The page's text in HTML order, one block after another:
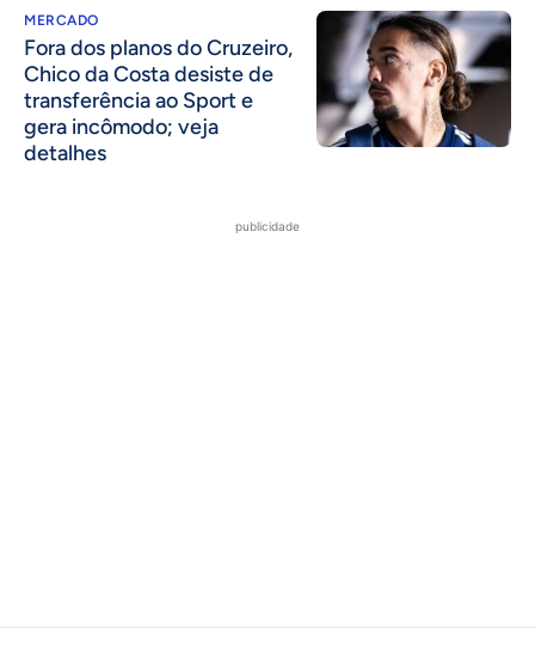
MERCADO
Fora dos planos do Cruzeiro,
Chico da Costa desiste de
transferência ao Sport e
gera incômodo; veja
detalhes
publicidade